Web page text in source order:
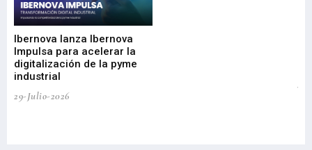
Ibernova lanza Ibernova
Impulsa para acelerar la
digitalización de la pyme
industrial
29-Julio-2026